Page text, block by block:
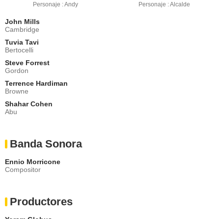
Personaje : Andy Personaje : Alcalde
John Mills
Cambridge
Tuvia Tavi
Bertocelli
Steve Forrest
Gordon
Terrence Hardiman
Browne
Shahar Cohen
Abu
Banda Sonora
Ennio Morricone
Compositor
Productores